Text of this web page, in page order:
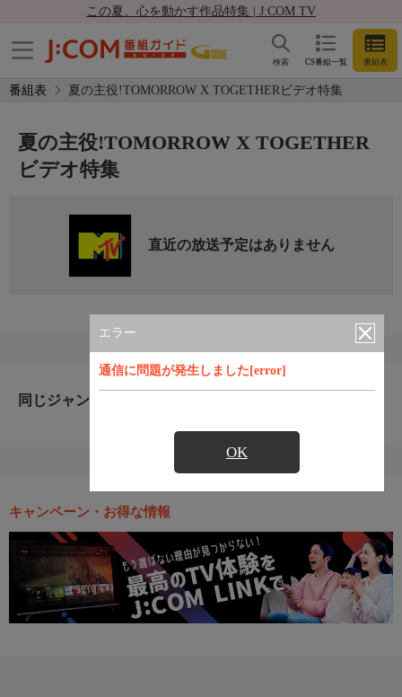
この夏、心を動かす作品特集 | J:COM TV
CS番組一覧 番組表
検索
番組表 夏の主役!TOMORROW X TOGETHERビデオ特集
エラー
通信に問題が発生しました[error]
OK
夏の主役!TOMORROW X TOGETHER
ビデオ特集
直近の放送予定はありません
同じジャンルのおすすめ番組
キャンペーン・お得な情報